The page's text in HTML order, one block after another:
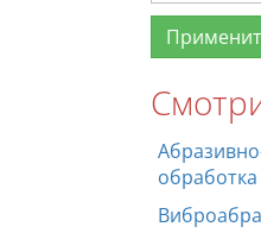
обработка